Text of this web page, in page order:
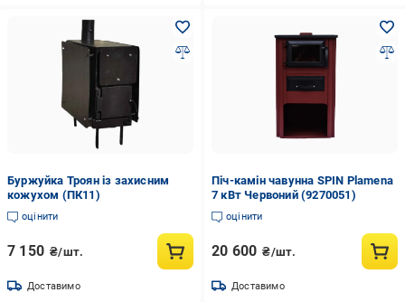
Буржуйка Троян із захисним
кожухом (ПК11)
оцінити
7 150 ₴/шт.
Доставимо
Піч-камін чавунна SPIN Plamena
7 кВт Червоний (9270051)
оцінити
20 600 ₴/шт.
Доставимо